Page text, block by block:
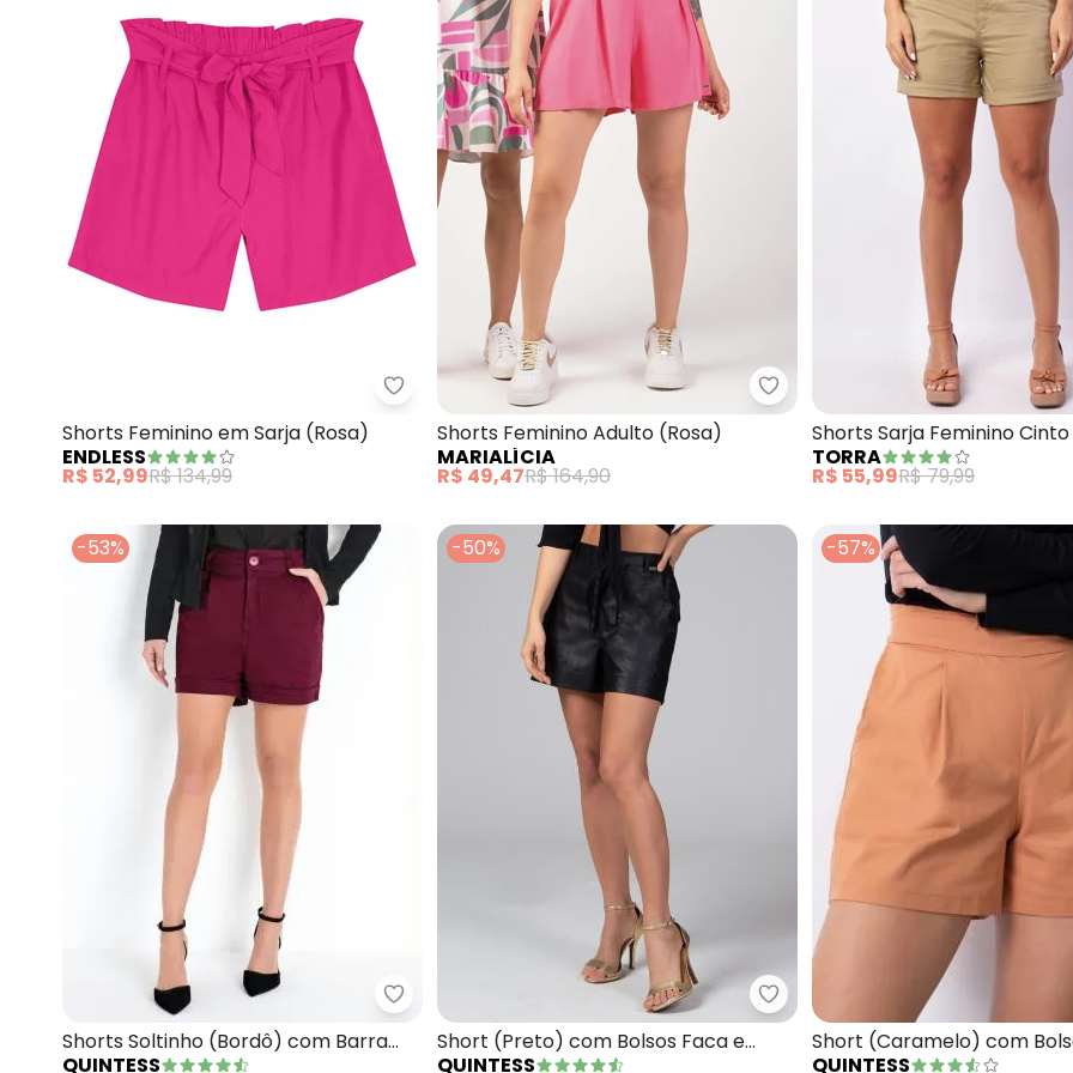
Endless - Shorts Feminino em Sarja (Rosa)
Shorts Feminino em Sarja (Rosa)
ENDLESS
R$ 52,99R$ 134,99
Marialícia - Shorts Feminino
Shorts Feminino Adulto (Rosa)
MARIALÍCIA
R$ 49,47R$ 164,90
Shorts Sarja Feminino
TORRA
R$ 55,99R$ 79,99
-53%
Quintess - Shorts Soltinho (Bordô) com Barra Dobrada
Shorts Soltinho (Bordô) com Barra
QUINTESS
-50%
Quintess - Short (Preto) com
Short (Preto) com Bolsos Faca e
QUINTESS
-57%
Short (Caramelo) com
QUINTESS